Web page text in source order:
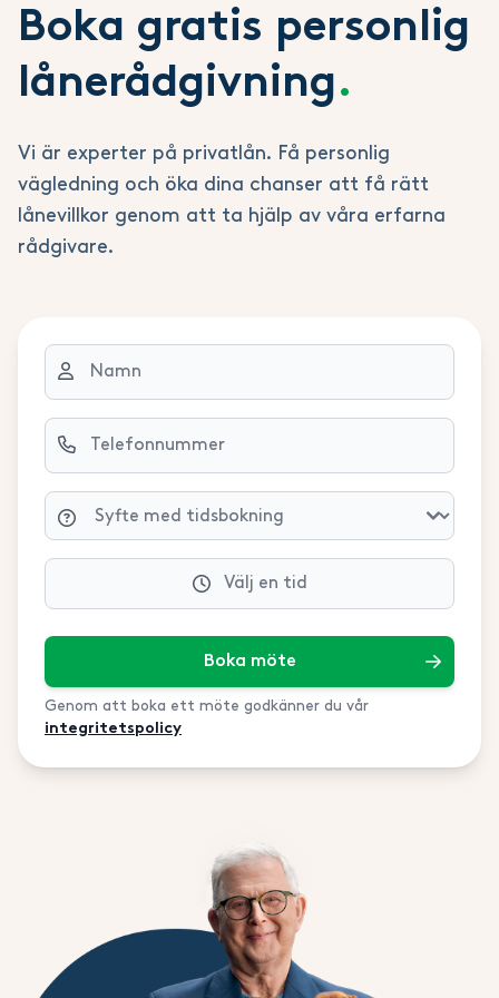
inte med alla långivare, så
jämförelsetjänsterna kan i vissa fall vara
begränsade och inte ta med vissa aktörer
som kanske erbjuder bäst villkor utifrån ett
exempelvis ett bröllopslån.
får du en inblick i hur det var att använda
deras tjänster. Kolla även om de tydligt
skriver ut sina egna villkor och avgifter.
Boka gratis personlig
lånerådgivning.
Vi är experter på privatlån. Få personlig
vägledning och öka dina chanser att få rätt
lånevillkor genom att ta hjälp av våra erfarna
rådgivare.
Välj en tid
Boka möte
Genom att boka ett möte godkänner du vår
integritetspolicy